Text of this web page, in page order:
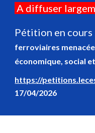
A diffuser
Pétition en cours
ferroviaires
économique, social
https://
17/04/2026